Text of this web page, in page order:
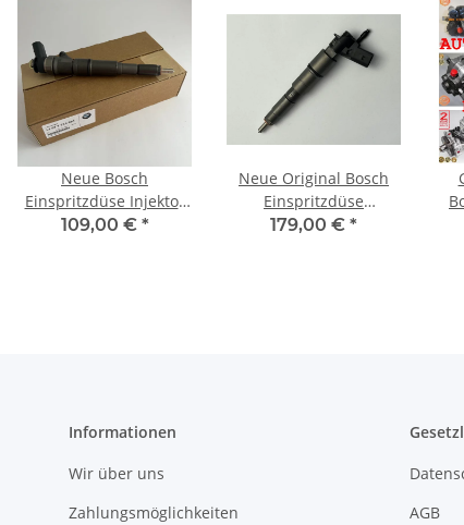
Neue Bosch
Einspritzdüse Injektor
13537788954 für BMW
109,00 € *
Neue Original Bosch
Einspritzdüse
0445115070 für BMW
179,00 € *
Informationen
Wir über uns
Zahlungsmöglichkeiten
AGB